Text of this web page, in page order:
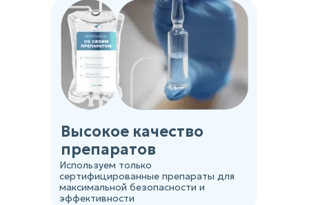
Высокое качество
препаратов
Используем только
сертифицированные препараты для
максимальной безопасности и
эффективности